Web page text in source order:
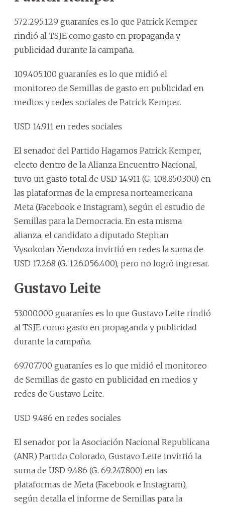
572.295.129 guaraníes es lo que Patrick Kemper
rindió al TSJE como gasto en propaganda y
publicidad durante la campaña.
109.405.100 guaraníes es lo que midió el
monitoreo de Semillas de gasto en publicidad en
medios y redes sociales de Patrick Kemper.
USD 14.911 en redes sociales
El senador del Partido Hagamos Patrick Kemper,
electo dentro de la Alianza Encuentro Nacional,
tuvo un gasto total de USD 14.911 (G. 108.850.300) en
las plataformas de la empresa norteamericana
Meta (Facebook e Instagram), según el estudio de
Semillas para la Democracia. En esta misma
alianza, el candidato a diputado Stephan
Vysokolan Mendoza invirtió en redes la suma de
USD 17.268 (G. 126.056.400), pero no logró ingresar.
Gustavo Leite
53.000.000 guaraníes es lo que Gustavo Leite rindió
al TSJE como gasto en propaganda y publicidad
durante la campaña.
69.707.700 guaraníes es lo que midió el monitoreo
de Semillas de gasto en publicidad en medios y
redes de Gustavo Leite.
USD 9.486 en redes sociales
El senador por la Asociación Nacional Republicana
(ANR) Partido Colorado, Gustavo Leite invirtió la
suma de USD 9.486 (G. 69.247.800) en las
plataformas de Meta (Facebook e Instagram),
según detalla el informe de Semillas para la